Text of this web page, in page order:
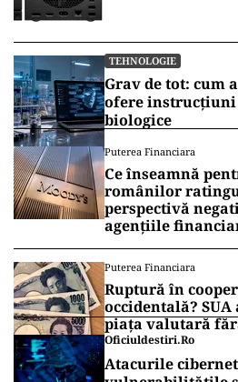
TEHNOLOGIE
Grav de tot: cum
ofere
biologice
Puterea Financiara
Ce înseamnă
românilor
perspectivă
agențiile
Puterea Financiara
Ruptură în
occidentală?
piața valutară
Oficiuldestiri.ro
Atacurile